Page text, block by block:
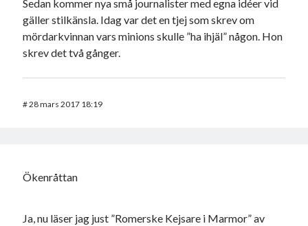
Sedan kommer nya små journalister med egna idéer vid
gäller stilkänsla. Idag var det en tjej som skrev om
mördarkvinnan vars minions skulle ”ha ihjäl” någon. Hon
skrev det två gånger.
#28 mars 2017 18:19
Ökenråttan
Ja, nu läser jag just ”Romerske Kejsare i Marmor” av